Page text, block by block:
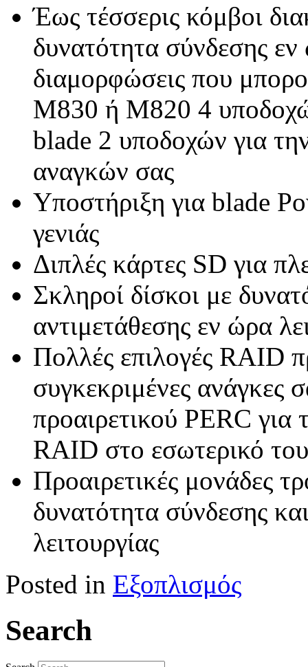
Έως τέσσερις κόμβοι
δυνατότητα σύνδεσης εν
διαμορφώσεις που
M830 ή M820 4
blade 2 υποδοχών για
αναγκών σας
Υποστήριξη για blade
γενιάς
Διπλές κάρτες SD για
Σκληροί δίσκοι με
αντιμετάθεσης εν ώρα
Πολλές επιλογές RAID
συγκεκριμένες ανάγκες
προαιρετικού PERC
RAID στο εσωτερικό
Προαιρετικές μονάδες
δυνατότητα σύνδεσης
λειτουργίας
Posted in Εξοπλισμός
Search